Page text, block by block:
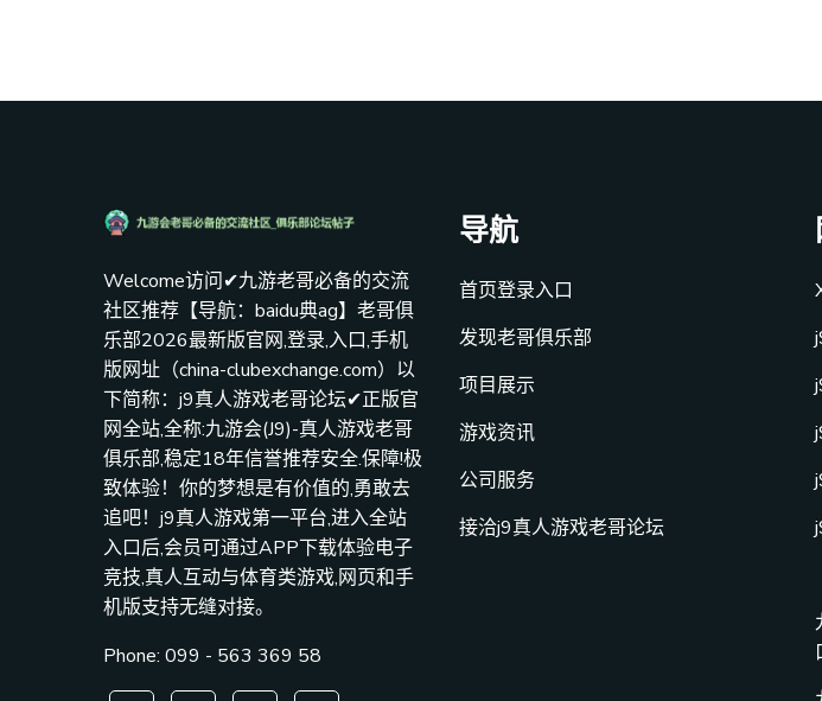
Welcome访问✔九游老哥必备的交流
社区推荐【导航：baidu典ag】老哥俱
乐部2026最新版官网,登录,入口,手机
版网址（china-clubexchange.com）以
下简称：j9真人游戏老哥论坛✔正版官
网全站,全称:九游会(J9)-真人游戏老哥
俱乐部,稳定18年信誉推荐安全.保障!极
致体验！你的梦想是有价值的,勇敢去
追吧！j9真人游戏第一平台,进入全站
入口后,会员可通过APP下载体验电子
竞技,真人互动与体育类游戏,网页和手
机版支持无缝对接。
Phone: 099 - 563 369 58
导航
首页登录入口
发现老哥俱乐部
项目展示
游戏资讯
公司服务
接洽j9真人游戏老哥论坛